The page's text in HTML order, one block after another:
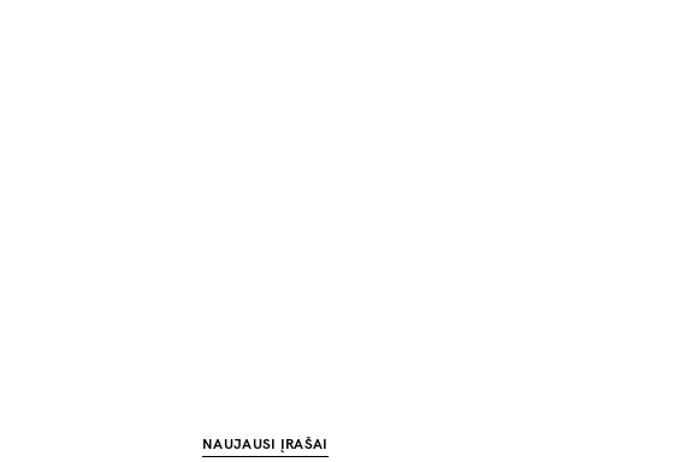
NAUJAUSI ĮRAŠAI